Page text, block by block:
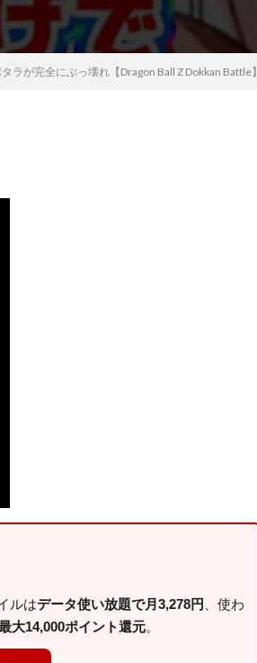
ラが完全にぶっ壊れ【Dragon Ball Z Dokkan Battle】
ルはデータ使い放題で月3,278円
、使わ
大14,000ポイント還元。